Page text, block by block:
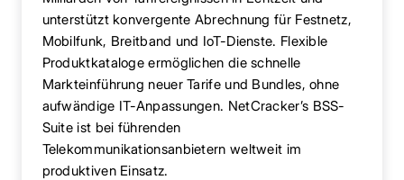
unterstützt konvergente Abrechnung für Festnetz,
Mobilfunk, Breitband und IoT-Dienste. Flexible
Produktkataloge ermöglichen die schnelle
Markteinführung neuer Tarife und Bundles, ohne
aufwändige IT-Anpassungen. NetCracker’s BSS-
Suite ist bei führenden
Telekommunikationsanbietern weltweit im
produktiven Einsatz.